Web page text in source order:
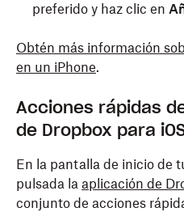
preferido y haz clic en
Obtén más información
en un iPhone.
Acciones rápidas
de Dropbox para
En la pantalla de inicio de
pulsada la aplicación de
conjunto de acciones